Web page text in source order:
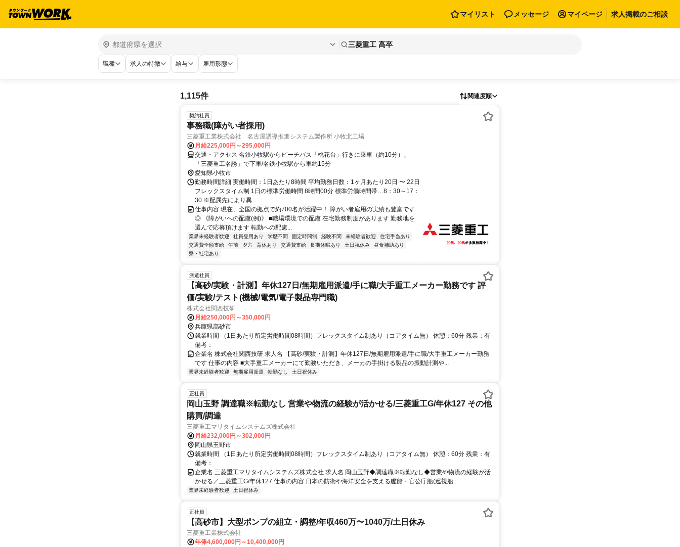
マイリスト メッセージ マイページ 求人掲載のご相談
三菱重工 高卒
職種 求人の特徴 給与 雇用形態
1,115件 関連度順
契約社員
事務職(障がい者採用)
三菱重工業株式会社 名古屋誘導推進システム製作所 小牧北工場
月給225,000円～295,000円
交通・アクセス 名鉄小牧駅からピーチバス「桃花台」行きに乗車（約10分）、
「三菱重工名誘」で下車/名鉄小牧駅から車約15分
愛知県小牧市
勤務時間詳細 実働時間：1日あたり8時間 平均勤務日数：1ヶ月あたり20日 〜 22日
フレックスタイム制 1日の標準労働時間 8時間00分 標準労働時間帯…8：30～17：
30 ※配属先により異...
仕事内容 現在、全国の拠点で約700名が活躍中！ 障がい者雇用の実績も豊富です
◎ 《障がいへの配慮(例)》 ■職場環境での配慮 在宅勤務制度があります 勤務地を
選んで応募頂けます 転勤への配慮...
業界未経験者歓迎 社員登用あり 学歴不問 固定時間制 経験不問 未経験者歓迎
住宅手当あり
交通費全額支給
午前 夕方 育休あり 交通費支給 長期休暇あり 土日祝休み
昼食補助あり
寮・社宅あり
派遣社員
【高砂/実験・計測】年休127日/無期雇用派遣/手に職/大手重工メーカー勤務です 評
価/実験/テスト(機械/電気/電子製品専門職)
株式会社関西技研
月給250,000円～350,000円
兵庫県高砂市
就業時間 （1日あたり所定労働時間08時間）フレックスタイム制あり（コアタイム無） 休憩：60分 残業：有
備考：
企業名 株式会社関西技研 求人名 【高砂/実験・計測】年休127日/無期雇用派遣/手に職/大手重工メーカー勤務
です 仕事の内容 ■大手重工メーカーにて勤務いただき、メーカの手掛ける製品の振動計測や...
業界未経験者歓迎 無期雇用派遣 転勤なし 土日祝休み
正社員
岡山玉野 調達職※転勤なし 営業や物流の経験が活かせる/三菱重工G/年休127 その他
購買/調達
三菱重工マリタイムシステムズ株式会社
月給232,000円～302,000円
岡山県玉野市
就業時間 （1日あたり所定労働時間08時間）フレックスタイム制あり（コアタイム無） 休憩：60分 残業：有
備考：
企業名 三菱重工マリタイムシステムズ株式会社 求人名 岡山玉野◆調達職※転勤なし◆営業や物流の経験が活
かせる／三菱重工G/年休127 仕事の内容 日本の防衛や海洋安全を支える艦船・官公庁船(巡視船...
業界未経験者歓迎 土日祝休み
正社員
【高砂市】大型ポンプの組立・調整/年収460万〜1040万/土日休み
三菱重工業株式会社
年俸4,600,000円～10,400,000円